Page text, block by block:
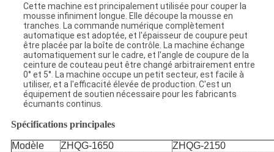
Cette machine est principalement utilisée pour couper la
mousse infiniment longue. Elle découpe la mousse en
tranches. La commande numérique complètement
automatique est adoptée, et l'épaisseur de coupure peut
être placée par la boîte de contrôle. La machine échange
automatiquement sur le cadre, et l'angle de coupure de la
ceinture de couteau peut être changé arbitrairement entre
0° et 5°. La machine occupe un petit secteur, est facile à
utiliser, et a l'efficacité élevée de production. C'est un
équipement de soutien nécessaire pour les fabricants
écumants continus.
Spécifications principales
Modèle ZHQG-1650
ZHQG-2150